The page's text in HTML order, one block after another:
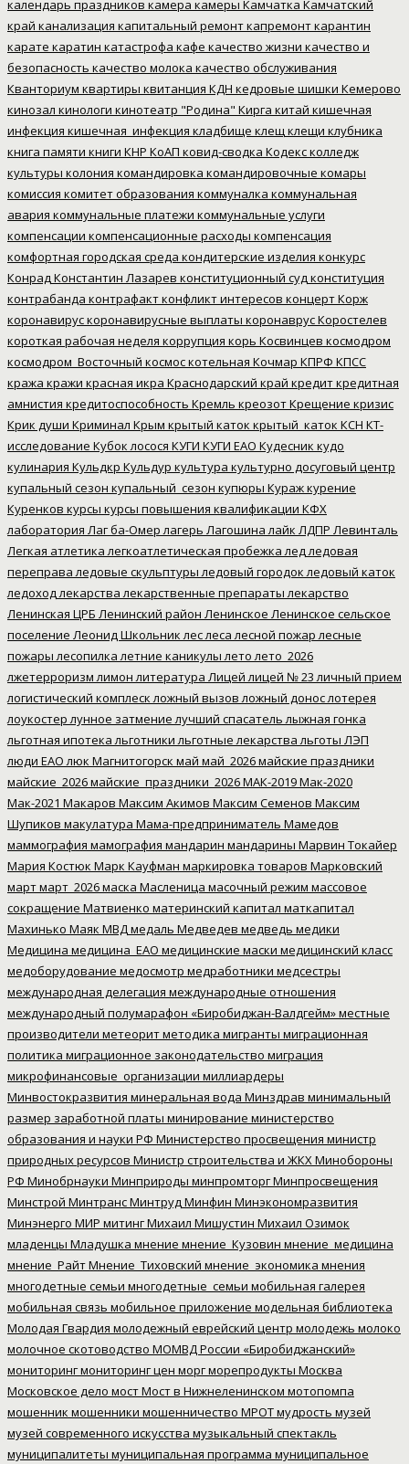
календарь праздников камера камеры Камчатка Камчатский
край канализация капитальный ремонткапремонткарантин
карате каратин катастрофа кафе качество жизни качество и
безопасность качество молока качество обслуживания
Кванториум квартиры квитанция КДН кедровые шишки Кемерово
кинозал кинологи кинотеатр "Родина" Кирга китай кишечная
инфекция кишечная_инфекция кладбище клещклещи клубника
книга памяти книги КНР КоАП ковид-сводка Кодексколледж
культуры колония командировка командировочные комары
комиссия комитет образования коммуналка коммунальная
авария коммунальные платежи коммунальные услуги
компенсации компенсационные расходы компенсация
комфортная городская среда кондитерские изделия конкурс
КонрадКонстантин Лазарев конституционный судконституция
контрабанда контрафактконфликт интересов концертКорж
коронавирускоронавирусные выплаты коронаврусКоростелев
короткая рабочая неделя коррупция корь Косвинцев космодром
космодром_Восточный космоскотельная Кочмар КПРФ КПСС
кража кражи красная икра Краснодарский край кредиткредитная
амнистия кредитоспособность Кремль креозотКрещение кризис
Крик души Криминал Крым крытый каток крытый_каток КСН КТ-
исследование Кубок лосося КУГИ КУГИ ЕАО Кудесник кудо
кулинария Кульдкр Кульдур культура культурно досуговый центр
купальный сезон купальный_сезон купюры Куражкурение
Куренков курсы курсы повышения квалификации КФХ
лаборатория Лаг ба-Омерлагерь Лагошиналайк ЛДПР Левинталь
Легкая атлетикалегкоатлетическая пробежкаледледовая
переправаледовые скульптурыледовый городокледовый каток
ледоходлекарствалекарственные препаратылекарство
Ленинская ЦРБ Ленинский район Ленинское Ленинское сельское
поселение Леонид Школьниклеслесалесной пожарлесные
пожарылесопилкалетние каникулылетолето_2026
лжетерроризмлимонлитература Лицейлицей № 23личный прием
логистический комплескложный вызовложный донослотерея
лоукостерлунное затмениелучший спасательлыжная гонка
льготная ипотекальготникильготные лекарствальготы ЛЭП
люди ЕАОлюк Магнитогорск май май_2026майские праздники
майские_2026майские_праздники_2026МАК-2019Мак-2020
Мак-2021 Макаров Максим Акимов Максим Семенов Максим
Шупиков макулатура Мама-предприниматель Мамедов
маммография мамография мандарин мандарины Марвин Токайер
Мария Костюк Марк Кауфман маркировка товаров Марковский
мартмарт_2026маска Масленица масочный режим массовое
сокращение Матвиенко материнский капитал маткапитал
Махинько Маяк МВДмедаль Медведев медведь медики
Медицина медицина_ЕАО медицинские маски медицинский класс
медоборудование медосмотр медработники медсестры
международная делегация международные отношения
международный полумарафон «Биробиджан-Валдгейм»местные
производители метеоритметодика мигранты миграционная
политика миграционное законодательство миграция
микрофинансовые_организации миллиардеры
Минвостокразвития минеральная вода Минздрав минимальный
размер заработной платы минирование министерство
образования и науки РФ Министерство просвещения министр
природных ресурсов Министр строительства и ЖКХМинобороны
РФ Минобрнауки Минприроды минпромторгМинпросвещения
Минстрой МинтрансМинтрудМинфин Минэкономразвития
Минэнерго МИР митингМихаил Мишустин Михаил Озимок
младенцы Младушка мнение мнение_Кузовин мнение_медицина
мнение_РайтМнение_Тиховский мнение_экономика мнения
многодетные семьи многодетные_семьи мобильная галерея
мобильная связь мобильное приложение модельная библиотека
Молодая Гвардия молодежный еврейский центр молодежь молоко
молочное скотоводство МОМВД России «Биробиджанский»
мониторингмониторинг цен моргморепродукты Москва
Московское дело мостМост в Нижнеленинском мотопомпа
мошенник мошенники мошенничество МРОТмудрость музей
музей современного искусства музыкальный спектакль
муниципалитеты муниципальная программа муниципальное